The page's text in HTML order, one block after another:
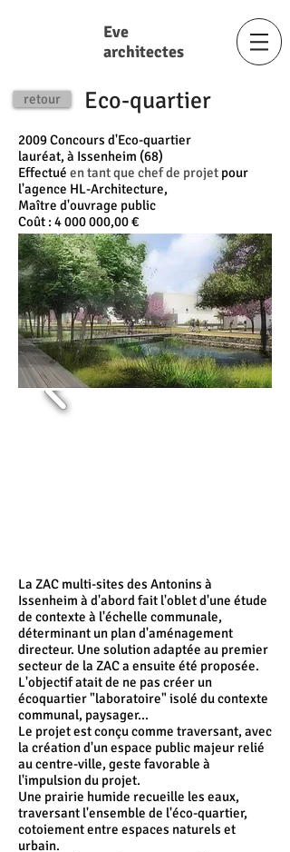
Eve
architectes
retour Eco-quartier
2009 Concours d'Eco-quartier
lauréat, à Issenheim (68)
Effectué en tant que chef de projet pour
l'agence HL-Architecture,
Maître d'ouvrage public
Coût : 4 000 000,00 €
La ZAC multi-sites des Antonins à
Issenheim à d'abord fait l'oblet d'une étude
de contexte à l'échelle communale,
déterminant un plan d'aménagement
directeur. Une solution adaptée au premier
secteur de la ZAC a ensuite été proposée.
L'objectif atait de ne pas créer un
écoquartier "laboratoire" isolé du contexte
communal, paysager...
Le projet est conçu comme traversant, avec
la création d'un espace public majeur relié
au centre-ville, geste favorable à
l'impulsion du projet.
Une prairie humide recueille les eaux,
traversant l'ensemble de l'éco-quartier,
cotoiement entre espaces naturels et
urbain.